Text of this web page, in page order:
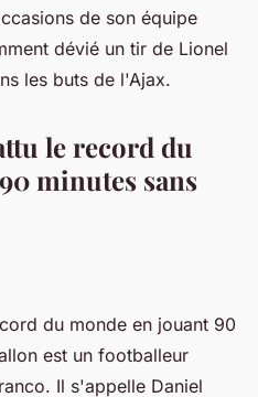
de son équipe
dévié un tir de Lionel
les buts de l'Ajax.
le record du
minutes sans
du monde en jouant 90
est un footballeur
Il s'appelle Daniel